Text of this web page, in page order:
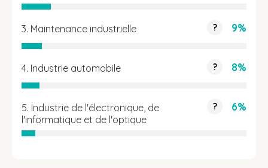
3. Maintenance industrielle ? 9%
4. Industrie automobile ? 8%
5. Industrie de l'électronique, de
l'informatique et de l'optique
? 6%